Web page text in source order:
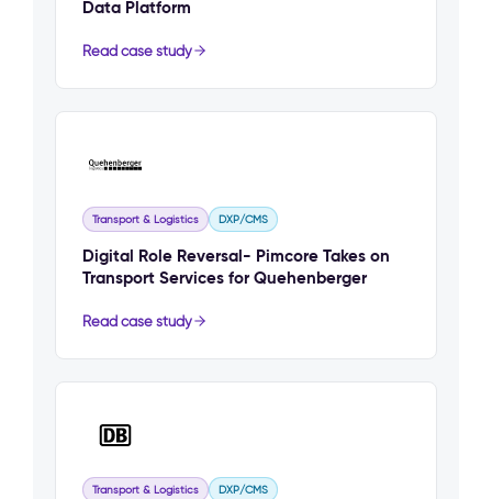
Data Platform
Read case study
Transport & Logistics DXP/CMS
Digital Role Reversal- Pimcore Takes on
Transport Services for Quehenberger
Read case study
Transport & Logistics DXP/CMS